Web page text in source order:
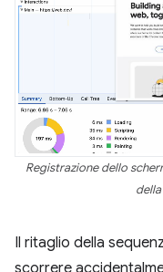
Registrazione dello
Il ritaglio della